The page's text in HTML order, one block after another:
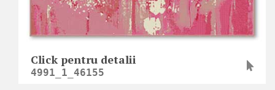
Click pentru detalii
4991_1_46155